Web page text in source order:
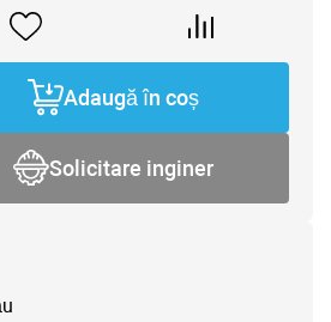
Adaugă în coș
Solicitare inginer